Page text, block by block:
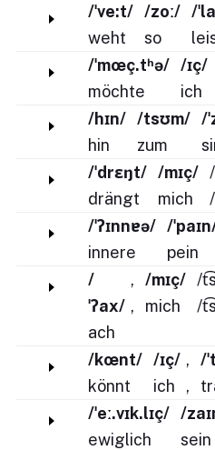
/ˈve:t/
weht
/zoː/
so
/
/ˈmœç.tʰə/
möchte
/ɪç/
ich
/hɪn/
hin
/tsʊm/
zum
/
/ˈdrɛŋt/
drängt
/mɪç/
mich
/ˈʔɪnnɐə/
innere
/
pein
/
ˈʔax/
ach
,
,
/mɪç/
mich
/
/
/kœnt/
könnt
/ɪç/
ich
,
,
/
/ˈeː.vɪk.lɪç/
ewiglich
/
sein